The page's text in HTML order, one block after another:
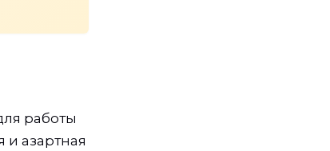
работы
и азартная